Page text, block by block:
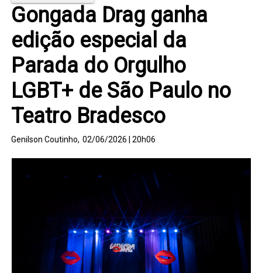
Gongada Drag ganha
edição especial da
Parada do Orgulho
LGBT+ de São Paulo no
Teatro Bradesco
Genilson Coutinho, 02/06/2026 | 20h06